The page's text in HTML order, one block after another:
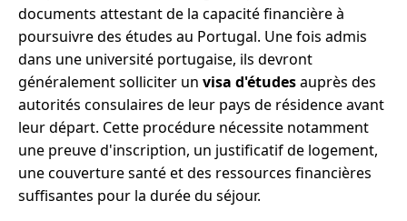
documents attestant de la capacité financière à
poursuivre des études au Portugal. Une fois admis
dans une université portugaise, ils devront
généralement solliciter un visa d'étudesauprès des
autorités consulaires de leur pays de résidence avant
leur départ. Cette procédure nécessite notamment
une preuve d'inscription, un justificatif de logement,
une couverture santé et des ressources financières
suffisantes pour la durée du séjour.